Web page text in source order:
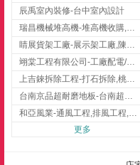
辰禹室內裝修-台中室內設計
瑞昌機械堆高機-堆高機收購,新北市堆高機,桃園堆高機
睛展貨架工廠-展示架工廠,陳列架,台中展示架工廠
翊棠工程有限公司-工廠配電/高雄消防機電公司
上吉錸拆除工程-打石拆除,桃園打石拆除,桃園拆除工程
台南京品超耐磨地板-台南超耐磨地板
和亞風業-通風工程,排風工程,彰化通風工程,彰化排風工程
更多